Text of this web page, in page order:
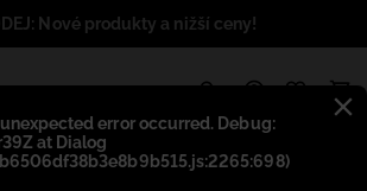
error occurred. Debug:
at Dialog
Nové produkty a nižší ceny!